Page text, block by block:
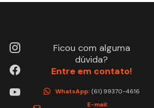
Ficou com alguma
dúvida?
Entre em contato!
WhatsApp: (61) 99370-4616
E-mail: